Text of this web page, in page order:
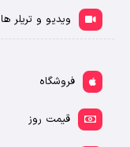
ویدیو و تریلر ها
فروشگاه
قیمت روز